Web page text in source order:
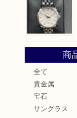
商
全て
貴金属
宝石
サングラス